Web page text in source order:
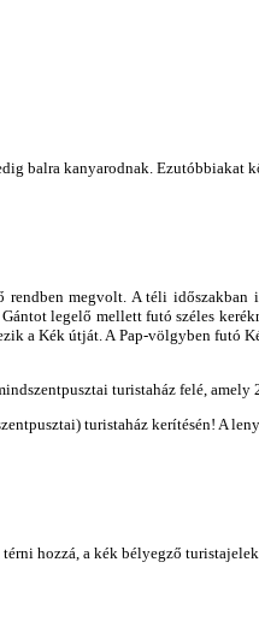
balra kanyarodnak.
megvolt. A téli
legelő mellett futó széles
a Kék útját. A Pap-völgyben futó
turistaház felé,
turistaház kerítésén! A
hozzá, a kék bélyegző